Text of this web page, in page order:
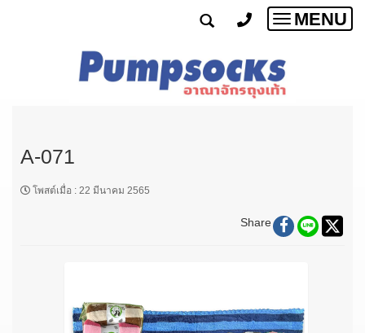
Toggle
MENU
A-071
โพสต์เมื่อ : 22 มีนาคม 2565
Share